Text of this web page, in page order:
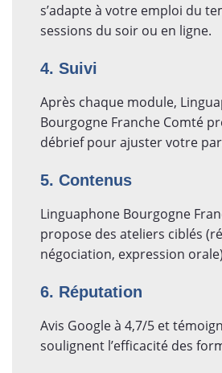
s’adapte à votre emploi du
sessions du soir ou en ligne.
4. Suivi
Après chaque module,
Bourgogne Franche Comté
débrief pour ajuster votre
5. Contenus
Linguaphone Bourgogne
propose des ateliers ciblés
négociation, expression
6. Réputation
Avis Google à 4,7/5 et
soulignent l’efficacité des